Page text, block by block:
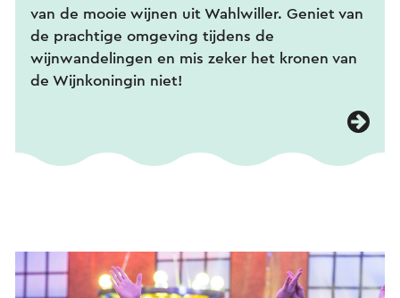
van de mooie wijnen uit Wahlwiller. Geniet van
de prachtige omgeving tijdens de
wijnwandelingen en mis zeker het kronen van
de Wijnkoningin niet!